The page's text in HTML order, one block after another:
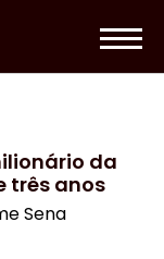
da
três anos
Sena